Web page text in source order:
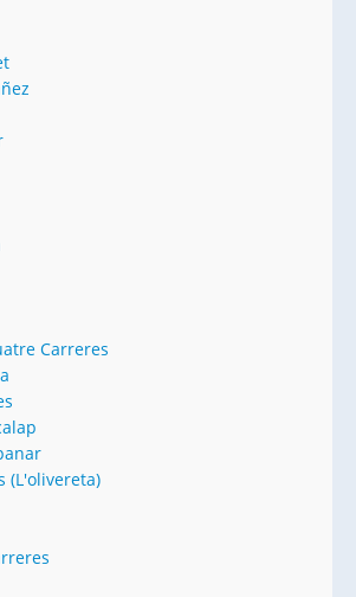
Carreres
(L'olivereta)